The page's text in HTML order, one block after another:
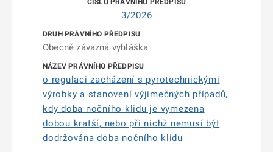
3/2026
Obecně závazná vyhláška
o regulaci zacházení s pyrotechnickými
výrobky a stanovení výjimečných případů,
kdy doba nočního klidu je vymezena
dobou kratší, nebo při nichž nemusí být
dodržována doba nočního klidu